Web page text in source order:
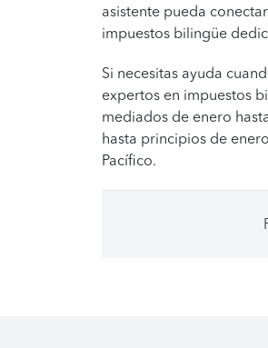
asistente pueda
impuestos bilingüe
Si necesitas ayuda
expertos en impuestos
mediados de enero
hasta principios de
Pacífico.